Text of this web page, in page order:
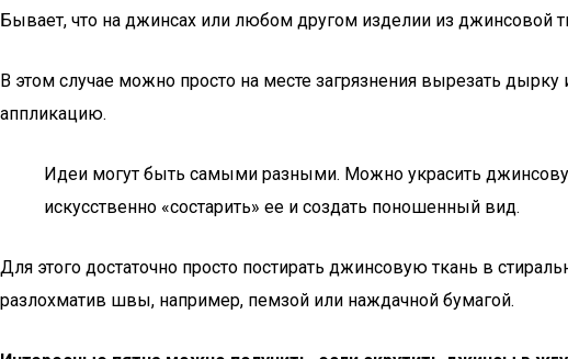
Бывает, что на джинсах или любом другом изделии из джинсовой
В этом случае можно просто на месте загрязнения вырезать
аппликацию.
Идеи могут быть самыми разными. Можно украсить
искусственно «состарить» ее и создать поношенный вид.
Для этого достаточно просто постирать джинсовую ткань в
разлохматив швы, например, пемзой или наждачной бумагой.